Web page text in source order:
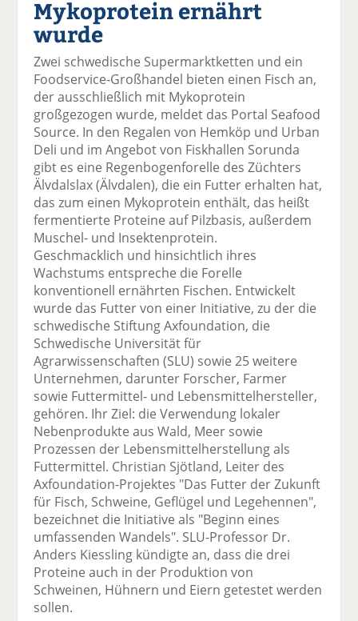
el
a
F
ac
e
b
o
o
k
te
il
e
el
t
tt
er
Li
n
e
di
n
te
il
e
n
E
m
l
v
er
se
n
d
e
e
Mykoprotein ernährt
wurde
Zwei schwedische Supermarktketten und ein
Foodservice-Großhandel bieten einen Fisch an,
der ausschließlich mit Mykoprotein
großgezogen wurde, meldet das Portal Seafood
Source. In den Regalen von Hemköp und Urban
Deli und im Angebot von Fiskhallen Sorunda
gibt es eine Regenbogenforelle des Züchters
Älvdalslax (Älvdalen), die ein Futter erhalten hat,
das zum einen Mykoprotein enthält, das heißt
fermentierte Proteine auf Pilzbasis, außerdem
Muschel- und Insektenprotein.
Geschmacklich und hinsichtlich ihres
Wachstums entspreche die Forelle
konventionell ernährten Fischen. Entwickelt
wurde das Futter von einer Initiative, zu der die
schwedische Stiftung Axfoundation, die
Schwedische Universität für
Agrarwissenschaften (SLU) sowie 25 weitere
Unternehmen, darunter Forscher, Farmer
sowie Futtermittel- und Lebensmittelhersteller,
gehören. Ihr Ziel: die Verwendung lokaler
Nebenprodukte aus Wald, Meer sowie
Prozessen der Lebensmittelherstellung als
Futtermittel. Christian Sjötland, Leiter des
Axfoundation-Projektes "Das Futter der Zukunft
für Fisch, Schweine, Geflügel und Legehennen",
bezeichnet die Initiative als "Beginn eines
umfassenden Wandels". SLU-Professor Dr.
Anders Kiessling kündigte an, dass die drei
Proteine auch in der Produktion von
Schweinen, Hühnern und Eiern getestet werden
sollen.